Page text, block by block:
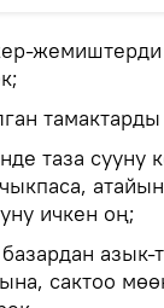
жемиштерди
таза сууну
ичкен оң;
азык-
сактоо